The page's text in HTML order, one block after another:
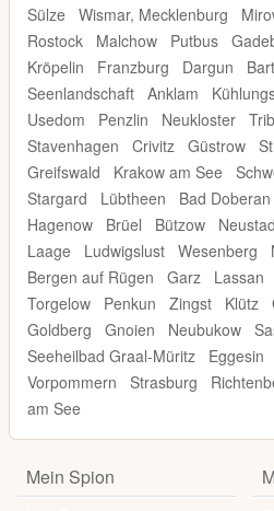
Sülze
Wismar, Mecklenburg
Rostock
Malchow Putbus
Kröpelin
Franzburg Dargun
Seenlandschaft Anklam
Usedom
Penzlin Neukloster
Stavenhagen
Crivitz Güstrow
Greifswald
Krakow am See
Stargard
Lübtheen Bad Doberan
Hagenow
Brüel Bützow
Laage
Ludwigslust Wesenberg
Bergen auf Rügen
Garz Lassan
Torgelow
Penkun Zingst Klütz
Goldberg
Gnoien Neubukow
Seeheilbad Graal-Müritz
Eggesin
Vorpommern
Strasburg
am See
Mein Spion